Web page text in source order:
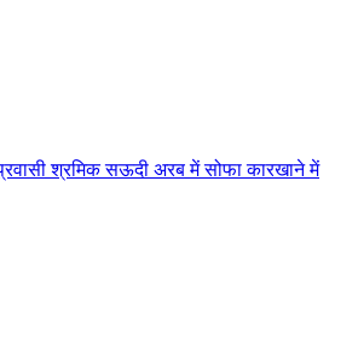
श्रमिक सऊदी अरब में सोफा कारखाने में